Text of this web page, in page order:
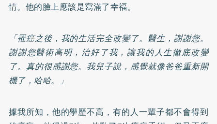
情。他的臉上應該是寫滿了幸福。
「罹癌之後，我的生活完全改變了。醫生，謝謝您。
謝謝您醫術高明，治好了我，讓我的人生徹底改變
了。真的很感謝您。我兒子說，感覺就像爸爸重新開
機了，哈哈。」
據我所知，他的學歷不高，有的人一輩子都不會得到